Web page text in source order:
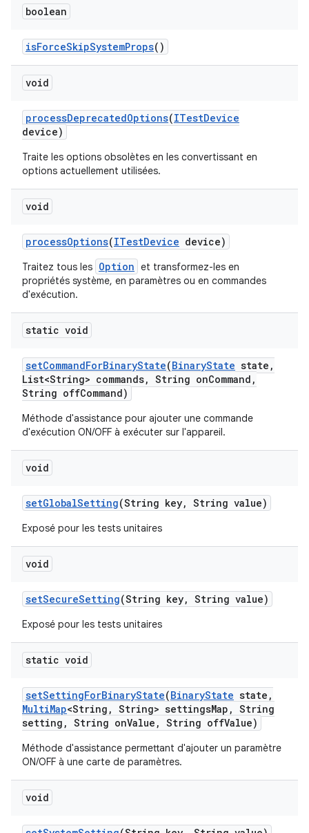
boolean
isForceSkipSystemProps()
void
processDeprecatedOptions(ITestDevice
device)
Traite les options obsolètes en les convertissant en
options actuellement utilisées.
void
processOptions(ITestDevice device)
Traitez tous les Option et transformez-les en
propriétés système, en paramètres ou en commandes
d'exécution.
static void
setCommandForBinaryState(BinaryState state ,
List<String> commands, String onCommand ,
String offCommand)
Méthode d'assistance pour ajouter une commande
d'exécution ON/OFF à exécuter sur l'appareil.
void
setGlobalSetting(String key, String value)
Exposé pour les tests unitaires
void
setSecureSetting(String key, String value)
Exposé pour les tests unitaires
static void
setSettingForBinaryState(BinaryState state ,
MultiMap<String , String> settingsMap , String
setting , String onValue , String offValue)
Méthode d'assistance permettant d'ajouter un paramètre
ON/OFF à une carte de paramètres.
void